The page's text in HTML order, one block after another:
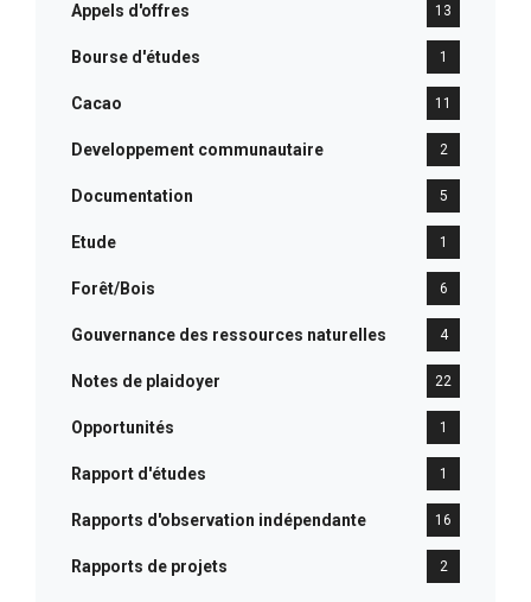
Appels d'offres 13
Bourse d'études 1
Cacao 11
Developpement communautaire 2
Documentation 5
Etude 1
Forêt/Bois 6
Gouvernance des ressources naturelles 4
Notes de plaidoyer 22
Opportunités 1
Rapport d'études 1
Rapports d'observation indépendante 16
Rapports de projets 2